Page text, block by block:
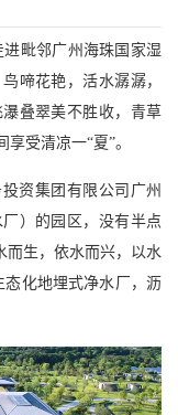
毗邻广州海珠国家湿
啼花艳，活水潺潺，
叠翠美不胜收，青草
受清凉一“夏”。
资集团有限公司广州
）的园区，没有半点
而生，依水而兴，以水
化地埋式净水厂，沥